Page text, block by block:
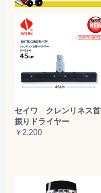
セイワ クレンリネス首
振りドライヤー
￥2,200